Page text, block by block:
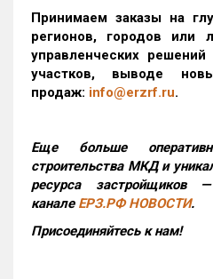
Принимаем заказы на
регионов, городов или
управленческих
участков, выводе
продаж: info@erzrf.ru.
Еще больше
строительства МКД и
ресурса
канале ЕРЗ.РФ НОВОСТИ.
Присоединяйтесь к нам!